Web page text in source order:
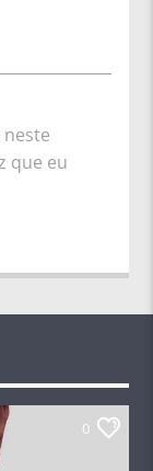
neste
que eu
0